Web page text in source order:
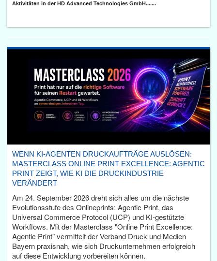
Aktivitäten in der HD Advanced Technologies GmbH.......
WENN KI-AGENTEN DRUCKAUFTRÄGE AUSLÖSEN:
MASTERCLASS ONLINE PRINT EXCELLENCE: AGENTIC
PRINT ZEIGT, WIE KI DIE DRUCKINDUSTRIE
VERÄNDERT
Am 24. September 2026 dreht sich alles um die nächste
Evolutionsstufe des Onlineprints: Agentic Print, das
Universal Commerce Protocol (UCP) und KI-gestützte
Workflows. Mit der Masterclass "Online Print Excellence:
Agentic Print" vermittelt der Verband Druck und Medien
Bayern praxisnah, wie sich Druckunternehmen erfolgreich
auf diese Entwicklung vorbereiten können.